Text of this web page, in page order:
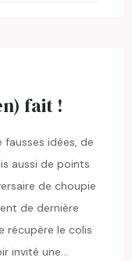
fait !
idées, de
aussi de points
de choupie
de dernière
récupère le colis
invité une…